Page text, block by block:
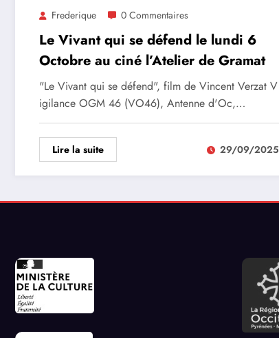
Frederique 0 Commentaires
Le Vivant qui se défend le lundi 6
Octobre au ciné l’Atelier de Gramat
"Le Vivant qui se défend", film de Vincent Verzat V
igilance OGM 46 (VO46), Antenne d'Oc,…
Lire la suite 29/09/2025